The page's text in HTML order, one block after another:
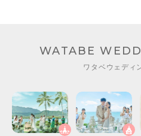
WATABE
ワタベウェディ